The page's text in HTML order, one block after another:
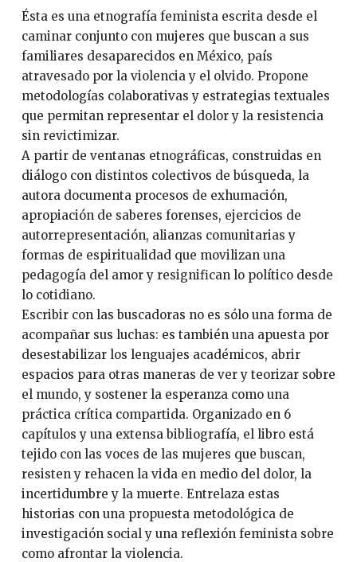
Ésta es una etnografía feminista escrita desde el
caminar conjunto con mujeres que buscan a sus
familiares desaparecidos en México, país
atravesado por la violencia y el olvido. Propone
metodologías colaborativas y estrategias textuales
que permitan representar el dolor y la resistencia
sin revictimizar.
A partir de ventanas etnográficas, construidas en
diálogo con distintos colectivos de búsqueda, la
autora documenta procesos de exhumación,
apropiación de saberes forenses, ejercicios de
autorrepresentación, alianzas comunitarias y
formas de espiritualidad que movilizan una
pedagogía del amor y resignifican lo político desde
lo cotidiano.
Escribir con las buscadoras no es sólo una forma de
acompañar sus luchas: es también una apuesta por
desestabilizar los lenguajes académicos, abrir
espacios para otras maneras de ver y teorizar sobre
el mundo, y sostener la esperanza como una
práctica crítica compartida. Organizado en 6
capítulos y una extensa bibliografía, el libro está
tejido con las voces de las mujeres que buscan,
resisten y rehacen la vida en medio del dolor, la
incertidumbre y la muerte. Entrelaza estas
historias con una propuesta metodológica de
investigación social y una reflexión feminista sobre
como afrontar la violencia.